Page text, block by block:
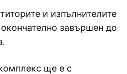
и изпълнителите
завършен до
ще е с